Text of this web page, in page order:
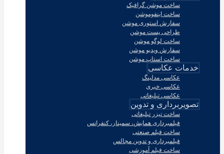
ساخت موشن گرافیک
ساخت اینفوموشن
سفارش استوری موشن
طراحی پست موشن
ساخت لوگو موشن
سفارش ویدیو موشن
ساخت استاپ موشن
خدمات عکاسی
عکاسی مدلینگ
عکاسی خبری
عکاسی تبلیغاتی
تصویربرداری و تدوین
ساخت تیزر تبلیغاتی
فیلمبرداری همایش، سمینار، کنفرانس
ساخت فیلم صنعتی
فیلمبرداری و تدوین مجالس
ساخت فیلم آموزشی